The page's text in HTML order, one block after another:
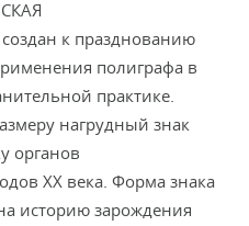
к празднованию
полиграфа в
практике.
нагрудный знак
органов
ХХ века. Форма знака
историю зарождения